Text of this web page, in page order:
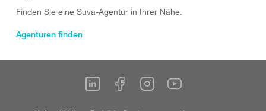
Finden Sie eine Suva-Agentur in Ihrer Nähe.
Agenturen finden